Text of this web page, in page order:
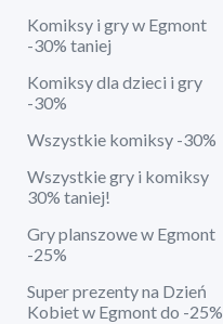
Komiksy i gry w Egmont
-30% taniej
Komiksy dla dzieci i gry
-30%
Wszystkie komiksy -30%
Wszystkie gry i komiksy
30% taniej!
Gry planszowe w Egmont
-25%
Super prezenty na Dzień
Kobiet w Egmont do -25%